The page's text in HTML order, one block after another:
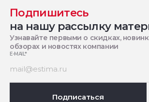
Подпишитесь
на нашу рассылку
Узнавайте первыми о скидках,
обзорах и новостях компании
E-MAIL*
Подписаться